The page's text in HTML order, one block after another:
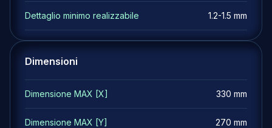
Dettaglio minimo realizzabile 1.2-1.5 mm
Dimensioni
Dimensione MAX [X] 330 mm
Dimensione MAX [Y] 270 mm